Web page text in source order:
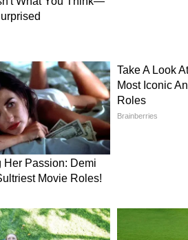
पीछे Amazon के रिसर्चर्स की एक
के मॉडल को कुछ खास प्रॉम्प्ट्स देकर
को उगलवा लिया था।
में खतरे के सायरन बज उठे।
देश या हैकर्स के हाथ लग गया, तो
(बुनियादी ढांचे) पर
की जंग: ट्रम्प प्रशासन बनाम $1
इस पाबंदी को पूरी तरह
अमेरिकी सरकारी एजेंसियों और UK
की थी और कोई 'यूनिवर्सल जेलब्रेक'
है जिसे सुलझाने की कोशिश की जा